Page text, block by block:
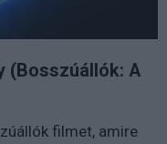
(Bosszúállók: A
filmet, amire